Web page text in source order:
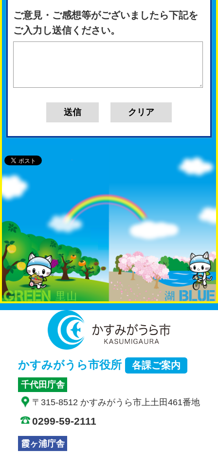
ご意見・ご感想等がございましたら下記を
ご入力し送信ください。
かすみがうら市役所 各課ご案内
千代田庁舎
〒315-8512 かすみがうら市上土田461番地
0299-59-2111
霞ヶ浦庁舎